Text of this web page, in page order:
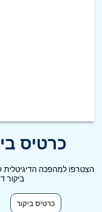
כרטיס
הצטרפו למהפכה הדיגיטלית
ביקור
כרטיס ביקור